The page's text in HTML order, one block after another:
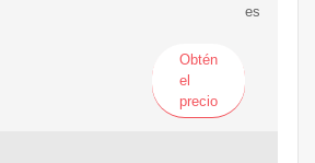
es
Obtén
el
precio